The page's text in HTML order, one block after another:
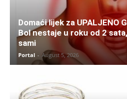
Domaći lijek za UPALJENO
Bol nestaje u roku od 2
sami
Portal - August 5, 2026